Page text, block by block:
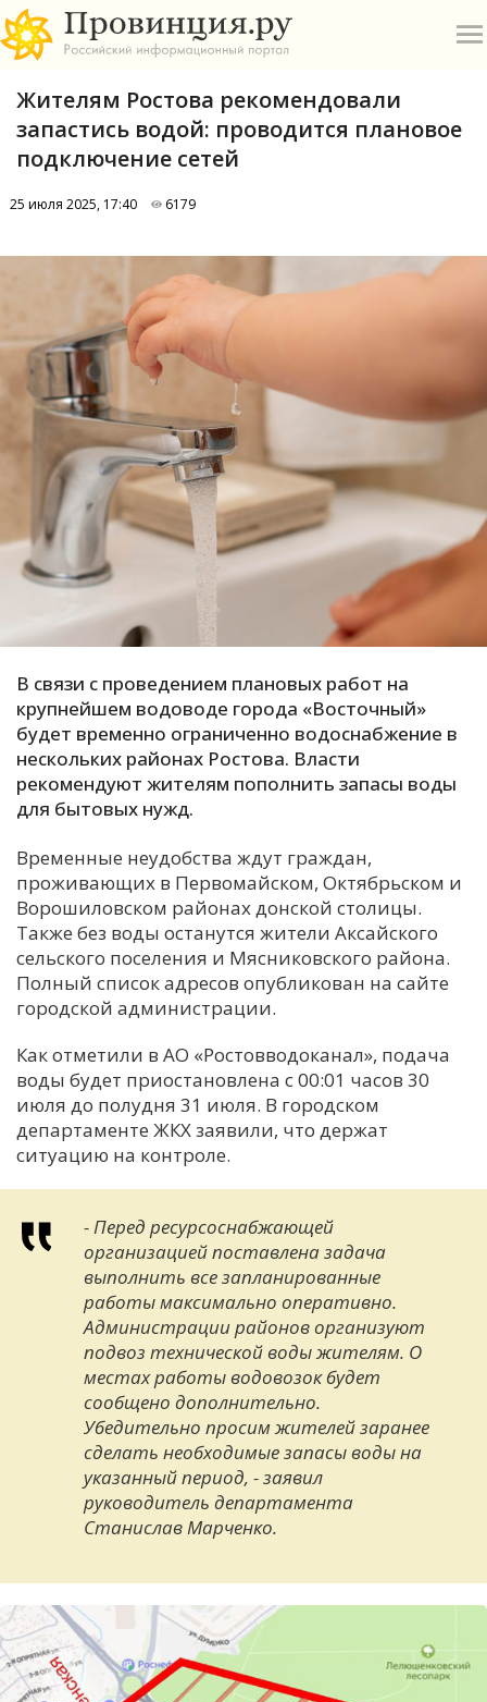
Б
И
Н
С
Т
У
Ч
Я
Жителям Ростова рекомендовали
запастись водой: проводится плановое
подключение сетей
25 июля 2025, 17:40 6179
В связи с проведением плановых работ на
крупнейшем водоводе города «Восточный»
будет временно ограниченно водоснабжение в
нескольких районах Ростова. Власти
рекомендуют жителям пополнить запасы воды
для бытовых нужд.
Временные неудобства ждут граждан,
проживающих в Первомайском, Октябрьском и
Ворошиловском районах донской столицы.
Также без воды останутся жители Аксайского
сельского поселения и Мясниковского района.
Полный список адресов опубликован на сайте
городской администрации.
Как отметили в АО «Ростовводоканал», подача
воды будет приостановлена с 00:01 часов 30
июля до полудня 31 июля. В городском
департаменте ЖКХ заявили, что держат
ситуацию на контроле.
- Перед ресурсоснабжающей
организацией поставлена задача
выполнить все запланированные
работы максимально оперативно.
Администрации районов организуют
подвоз технической воды жителям. О
местах работы водовозок будет
сообщено дополнительно.
Убедительно просим жителей заранее
сделать необходимые запасы воды на
указанный период, - заявил
руководитель департамента
Станислав Марченко.